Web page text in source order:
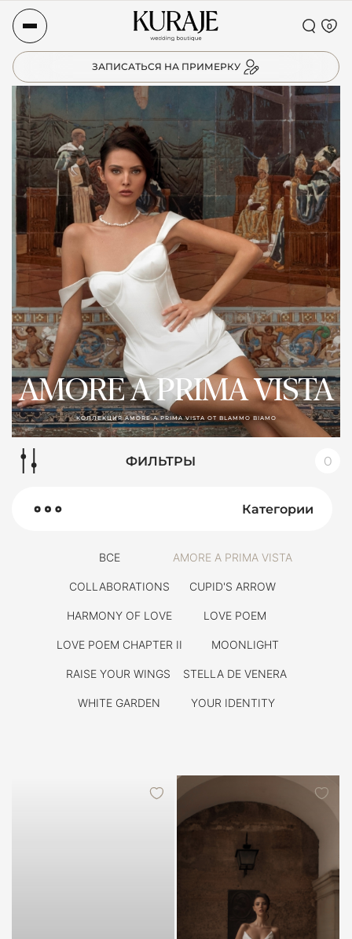
ЗАПИСАТЬСЯ НА ПРИМЕРКУ
0
AMORE A PRIMA VISTA
КОЛЛЕКЦИЯ AMORE A PRIMA VISTA ОТ BLAMMO BIAMO
Категории
ФИЛЬТРЫ 0
ВСЕ AMORE A PRIMA VISTA
COLLABORATIONS CUPID'S ARROW
HARMONY OF LOVE LOVE POEM
LOVE POEM CHAPTER II MOONLIGHT
RAISE YOUR WINGS STELLA DE VENERA
WHITE GARDEN YOUR IDENTITY